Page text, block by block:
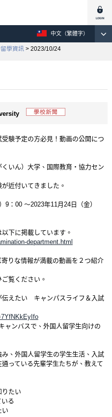
中文（繁體字）
學資訊 > 2023/10/24
験予定の方必見！動画の公開につ
いん）大学、国際教育・協力セン
近付いてきました。
：00 ～2023年11月24日（金）
下に掲載しています。
department.html
りな情報が満載の動画を２つ紹介
覧ください。
伝えたい キャンパスライフ＆入試
ャンバスで、外国人留学生向けの
、外国人留学生の学生生活、入試
っている先輩学生たちが、教えて
りたい
る
い